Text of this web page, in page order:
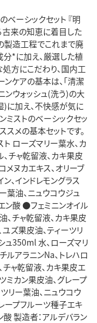
ベーシックセット 『明
古来の知恵に着目した
製造工程でこれまで廃
*に加え、厳選した植
方にこだわり、国内工
ンケアの基本は、「清潔
ニンウォッシュ(洗う)の大
)に加え、不快感が気に
ミストのベーシックセッ
スメの基本セットです。
ト ローズマリー葉水、カ
、チャ乾留液、カキ果皮
メヌカエキス、オリーブ
、インドレモングラス
葉油、ニュウコウジュ
エン酸 ●フェミニンオイル
、チャ乾留液、カキ果皮
ズ果皮油、ティーツリ
ュ350ml 水、ローズマリ
ルアラニンNa、トレハロ
チャ乾留液、カキ果皮エ
ミカン果皮油、グレープ
リー葉油、ニュウコウ
ープフルーツ種子エキ
酸 製造者：アルデバラン